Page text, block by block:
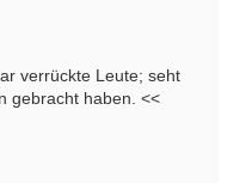
verrückte Leute; seht
gebracht haben. <<